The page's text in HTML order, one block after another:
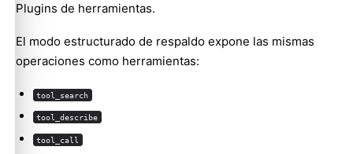
Plugins de herramientas.
El modo estructurado de respaldo expone las mismas
operaciones como herramientas:
tool_search
tool_describe
tool_call